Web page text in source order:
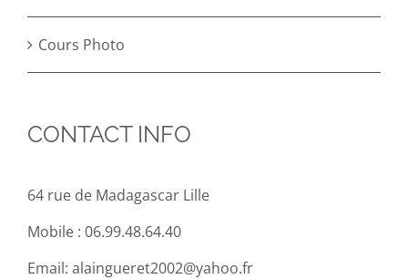
Cours Photo
CONTACT INFO
64 rue de Madagascar Lille
Mobile : 06.99.48.64.40
Email: alaingueret2002@yahoo.fr